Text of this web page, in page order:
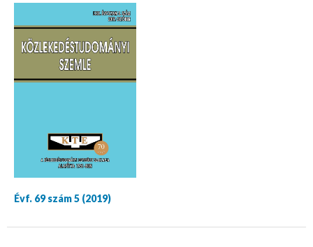
Évf. 69 szám 5 (2019)